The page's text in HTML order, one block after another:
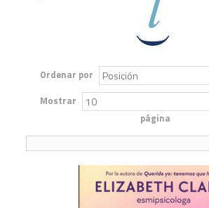
Ordenar por
Mostrar
página